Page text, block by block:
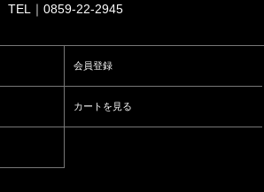
TEL｜0859-22-2945
会員登録
カートを見る